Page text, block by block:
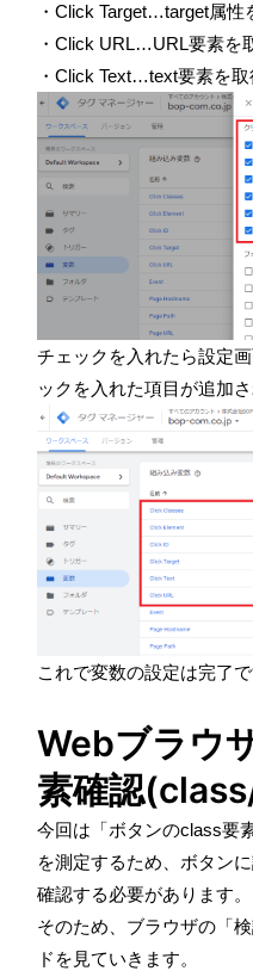
・ Click Target…target属性
・ Click URL…URL要素を
・ Click Text…text要素を取
チェックを入れたら設定
ックを入れた項目が追加
これで変数の設定は完了で
Webブラウ
素確認
今回は「ボタンのclass要
を測定するため、ボタン
確認する必要があります。
そのため、ブラウザの「
ドを見ていきます。